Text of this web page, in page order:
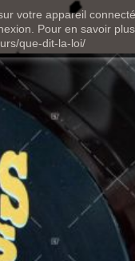
votre appareil
Pour en savoir
que-dit-la-loi/